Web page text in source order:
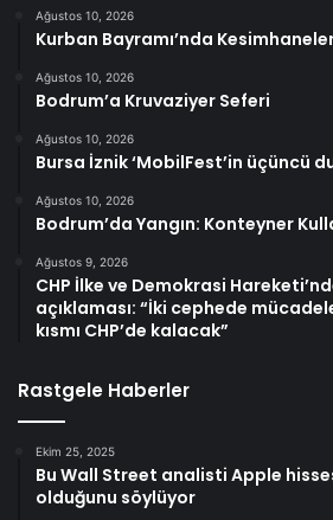
Ağustos 10, 2026
Kurban Bayramı’nda
Ağustos 10, 2026
Bodrum’a Kruvaziyer Seferi
Ağustos 10, 2026
Bursa İznik ‘MobilFest’in üçüncü
Ağustos 10, 2026
Bodrum’da Yangın: Konteyner
Ağustos 9, 2026
CHP İlke ve Demokrasi
açıklaması: “İki cephede
kısmı CHP’de kalacak”
Rastgele Haberler
Ekim 25, 2025
Bu Wall Street analisti Apple
olduğunu söylüyor